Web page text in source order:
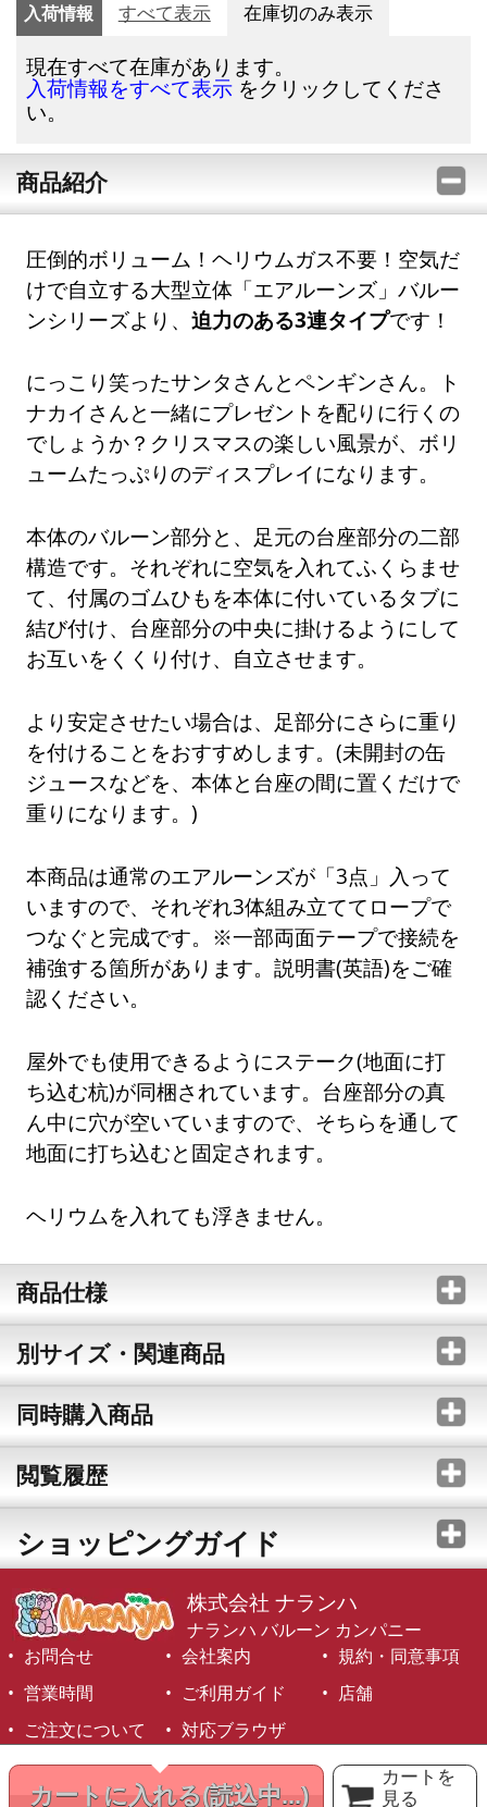
カートに入れる(読込中...)
カートを
見る
入荷情報 すべて表示 在庫切のみ表示
現在すべて在庫があります。
入荷情報をすべて表示 をクリックしてくださ
い。
商品紹介
圧倒的ボリューム！ヘリウムガス不要！空気だ
けで自立する大型立体「エアルーンズ」バルー
ンシリーズより、迫力のある3連タイプです！
にっこり笑ったサンタさんとペンギンさん。ト
ナカイさんと一緒にプレゼントを配りに行くの
でしょうか？クリスマスの楽しい風景が、ボリ
ュームたっぷりのディスプレイになります。
本体のバルーン部分と、足元の台座部分の二部
構造です。それぞれに空気を入れてふくらませ
て、付属のゴムひもを本体に付いているタブに
結び付け、台座部分の中央に掛けるようにして
お互いをくくり付け、自立させます。
より安定させたい場合は、足部分にさらに重り
を付けることをおすすめします。(未開封の缶
ジュースなどを、本体と台座の間に置くだけで
重りになります。)
本商品は通常のエアルーンズが「3点」入って
いますので、それぞれ3体組み立ててロープで
つなぐと完成です。※一部両面テープで接続を
補強する箇所があります。説明書(英語)をご確
認ください。
屋外でも使用できるようにステーク(地面に打
ち込む杭)が同梱されています。台座部分の真
ん中に穴が空いていますので、そちらを通して
地面に打ち込むと固定されます。
ヘリウムを入れても浮きません。
商品仕様
別サイズ・関連商品
同時購入商品
閲覧履歴
ショッピングガイド
株式会社 ナランハ
ナランハ バルーン カンパニー
お問合せ
会社案内
規約・同意事項
営業時間
ご利用ガイド
店舗
ご注文について
対応ブラウザ
©1999-2026 NARANJA Inc. All Rights Reserved.